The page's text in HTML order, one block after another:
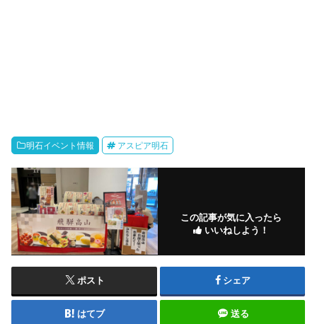
明石イベント情報 アスピア明石
この記事が気に入ったら
いいねしよう！
ポスト シェア
はてブ 送る